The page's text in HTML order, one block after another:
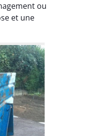
ou
et une